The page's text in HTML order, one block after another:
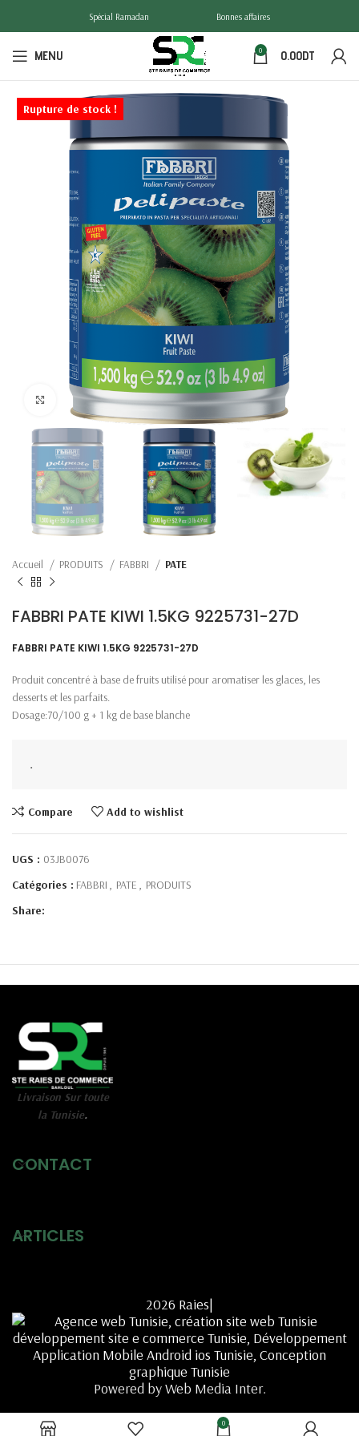
Spécial Ramadan Bonnes affaires
MENU 0 0.00DT
Click to enlarge
Rupture de stock !
Accueil PRODUITS FABBRI PATE
FABBRI PATE KIWI 1.5KG 9225731-27D
FABBRI PATE KIWI 1.5KG 9225731-27D
Produit concentré à base de fruits utilisé pour aromatiser les glaces, les
desserts et les parfaits.
Dosage:70/100 g + 1 kg de base blanche
.
Compare Add to wishlist
UGS : 03JB0076
Catégories : FABBRI , PATE , PRODUITS
Share:
Livraison Sur toute
la Tunisie.
CONTACT
ARTICLES
2026 Raies|
Powered by Web Media Inter.
0